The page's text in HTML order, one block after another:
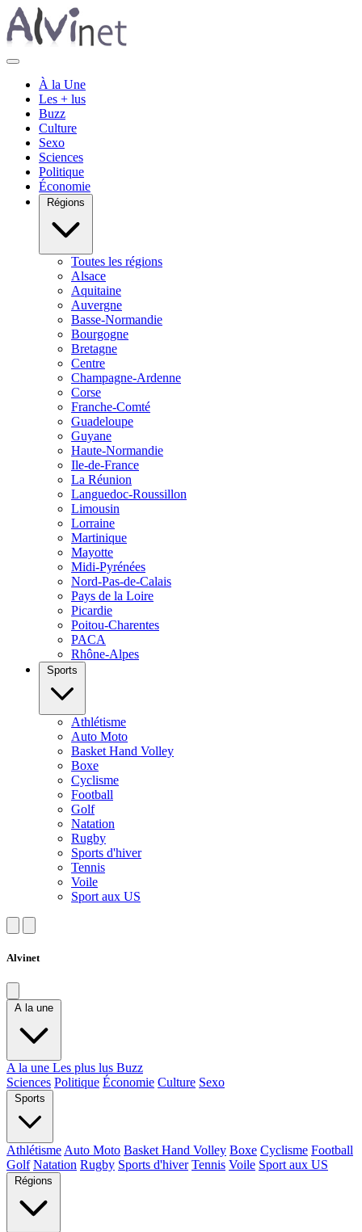
À la Une
Les + lus
Buzz
Culture
Sexo
Sciences
Politique
Économie
Régions
Toutes les régions
Alsace
Aquitaine
Auvergne
Basse-Normandie
Bourgogne
Bretagne
Centre
Champagne-Ardenne
Corse
Franche-Comté
Guadeloupe
Guyane
Haute-Normandie
Ile-de-France
La Réunion
Languedoc-Roussillon
Limousin
Lorraine
Martinique
Mayotte
Midi-Pyrénées
Nord-Pas-de-Calais
Pays de la Loire
Picardie
Poitou-Charentes
PACA
Rhône-Alpes
Sports
Athlétisme
Auto Moto
Basket Hand Volley
Boxe
Cyclisme
Football
Golf
Natation
Rugby
Sports d'hiver
Tennis
Voile
Sport aux US
Alvinet
A la une
A la une Les plus lus Buzz
Sciences Politique Économie Culture Sexo
Sports
Athlétisme Auto Moto Basket Hand Volley Boxe Cyclisme Football
Golf Natation Rugby Sports d'hiver Tennis Voile Sport aux US
Régions